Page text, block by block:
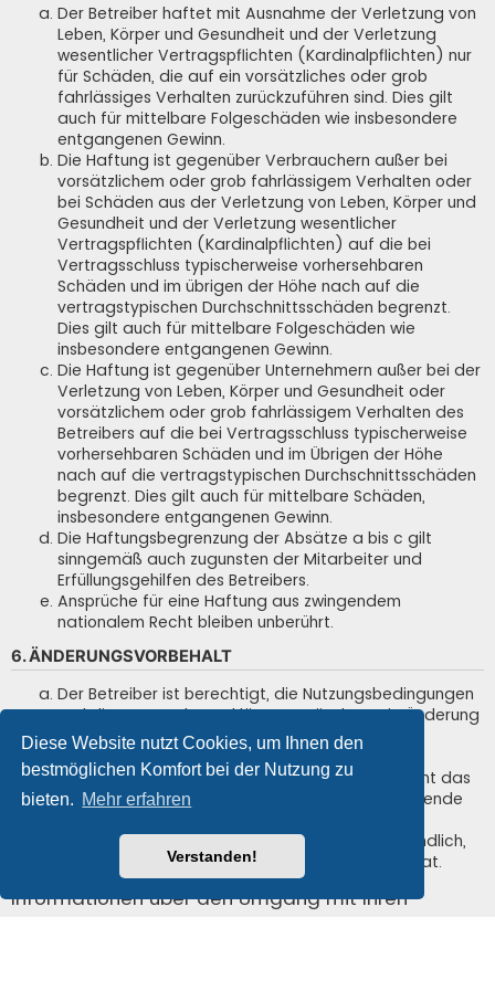
Diese Website nutzt Cookies, um Ihnen den
bestmöglichen Komfort bei der Nutzung zu
bieten. Mehr erfahren
Verstanden!
Der Betreiber haftet mit Ausnahme der Verletzung von
Leben, Körper und Gesundheit und der Verletzung
wesentlicher Vertragspflichten (Kardinalpflichten) nur
für Schäden, die auf ein vorsätzliches oder grob
fahrlässiges Verhalten zurückzuführen sind. Dies gilt
auch für mittelbare Folgeschäden wie insbesondere
entgangenen Gewinn.
Die Haftung ist gegenüber Verbrauchern außer bei
vorsätzlichem oder grob fahrlässigem Verhalten oder
bei Schäden aus der Verletzung von Leben, Körper und
Gesundheit und der Verletzung wesentlicher
Vertragspflichten (Kardinalpflichten) auf die bei
Vertragsschluss typischerweise vorhersehbaren
Schäden und im übrigen der Höhe nach auf die
vertragstypischen Durchschnittsschäden begrenzt.
Dies gilt auch für mittelbare Folgeschäden wie
insbesondere entgangenen Gewinn.
Die Haftung ist gegenüber Unternehmern außer bei der
Verletzung von Leben, Körper und Gesundheit oder
vorsätzlichem oder grob fahrlässigem Verhalten des
Betreibers auf die bei Vertragsschluss typischerweise
vorhersehbaren Schäden und im Übrigen der Höhe
nach auf die vertragstypischen Durchschnittsschäden
begrenzt. Dies gilt auch für mittelbare Schäden,
insbesondere entgangenen Gewinn.
Die Haftungsbegrenzung der Absätze a bis c gilt
sinngemäß auch zugunsten der Mitarbeiter und
Erfüllungsgehilfen des Betreibers.
Ansprüche für eine Haftung aus zwingendem
nationalem Recht bleiben unberührt.
6. ÄNDERUNGSVORBEHALT
Der Betreiber ist berechtigt, die Nutzungsbedingungen
und die Datenschutzerklärung zu ändern. Die Änderung
wird dem Nutzer per E-Mail mitgeteilt.
Der Nutzer ist berechtigt, den Änderungen zu
widersprechen. Im Falle des Widerspruchs erlischt das
zwischen dem Betreiber und dem Nutzer bestehende
Die Änderungen gelten als anerkannt und verbindlich,
wenn der Nutzer den Änderungen zugestimmt hat.
Informationen über den Umgang mit Ihren